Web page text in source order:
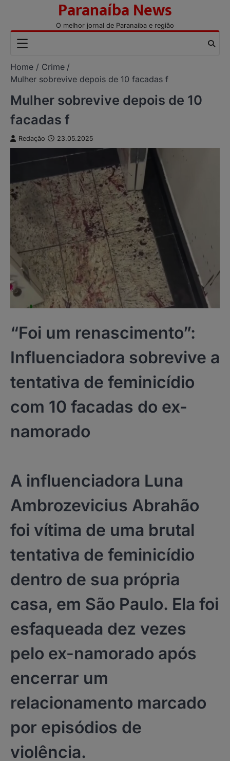
content
Paranaíba News
O melhor jornal de Paranaíba e região
Home
Crime
Mulher sobrevive depois de 10 facadas f
Mulher sobrevive depois de 10
facadas f
Redação 23.05.2025
“Foi um renascimento”:
Influenciadora sobrevive a
tentativa de feminicídio
com 10 facadas do ex-
namorado
A influenciadora Luna
Ambrozevicius Abrahão
foi vítima de uma brutal
tentativa de feminicídio
dentro de sua própria
casa, em São Paulo. Ela foi
esfaqueada dez vezes
pelo ex-namorado após
encerrar um
relacionamento marcado
por episódios de
violência.